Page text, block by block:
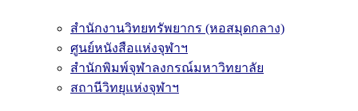
สำนักงานวิทยทรัพยากร (หอสมุดกลาง)
ศูนย์หนังสือแห่งจุฬาฯ
สำนักพิมพ์จุฬาลงกรณ์มหาวิทยาลัย
สถานีวิทยุแห่งจุฬาฯ